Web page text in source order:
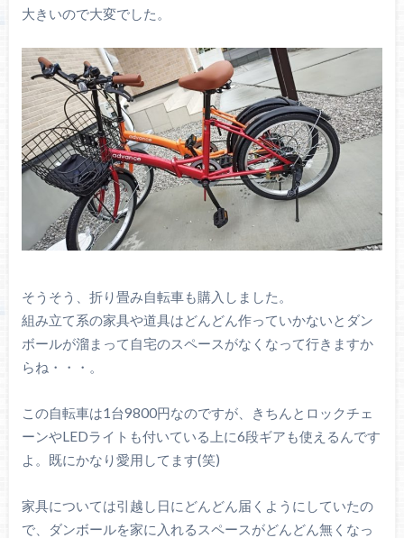
大きいので大変でした。
そうそう、折り畳み自転車も購入しました。
組み立て系の家具や道具はどんどん作っていかないとダン
ボールが溜まって自宅のスペースがなくなって行きますか
らね・・・。
この自転車は1台9800円なのですが、きちんとロックチェ
ーンやLEDライトも付いている上に6段ギアも使えるんです
よ。既にかなり愛用してます(笑)
家具については引越し日にどんどん届くようにしていたの
で、ダンボールを家に入れるスペースがどんどん無くなっ